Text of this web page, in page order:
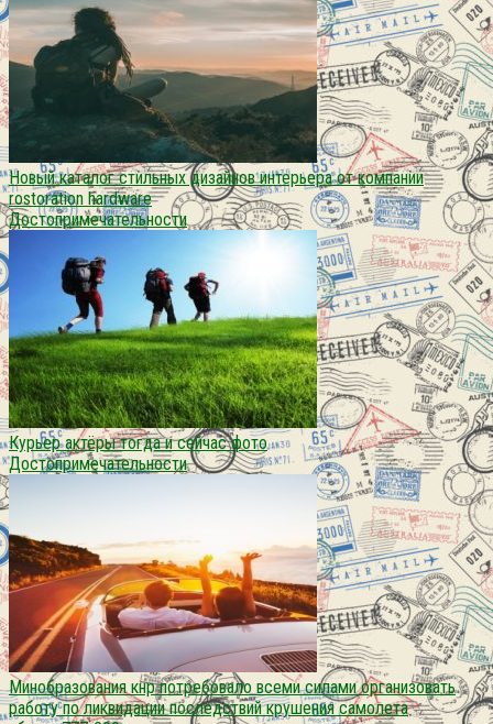
Новый каталог стильных дизайнов интерьера от компании
rostoration hardware
Достопримечательности
Курьер актёры тогда и сейчас фото
Достопримечательности
Минобразования кнр потребовало всеми силами организовать
работу по ликвидации последствий крушения самолета